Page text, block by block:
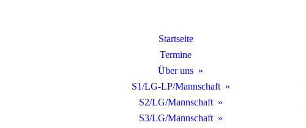
Startseite
Termine
Über uns
S1/LG-LP/Mannschaft
S2/LG/Mannschaft
S3/LG/Mannschaft